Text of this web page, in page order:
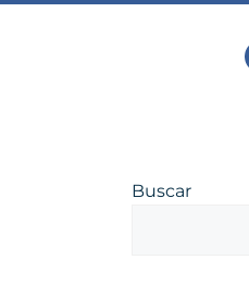
Buscar